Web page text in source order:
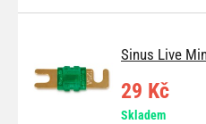
Sinus Live
29 Kč
Skladem